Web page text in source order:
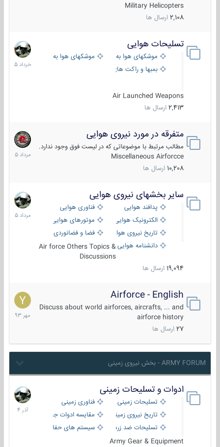
Military Helicopters
2,108 ارسال ها
تسلیحات هوایی
موشکهای هوا به هوا
موشکهای هوا به سطح
بمبها و راکت های هوایی
Air Launched Weapons
2,413 ارسال ها
30
خرداد
1405
متفرقه در مورد نیروی هوایی
مطالب مرتبط با موضوعاتی که در لیست فوق وجود ندارد.
Miscellaneous Airforcce
10,208 ارسال ها
7
مرداد
1405
سایر بخشهای نیروی هوایی
پدافند هوایی
فناوری هوایی
الکترونیک هوایی
موتورهای هوایی
تاریخ نیروی هوایی
فضا و فضانوردی
دانشنامه هواییAir force Others Topics &
Discussions
19,094 ارسال ها
2
مرداد
1405
Airforce - English
Discuss about world airforces, aircrafts, ... and
airforce history
27 ارسال ها
15
مهر
1393
ARMY FORUM - بخش نیروی زمینی
ادوات و تسلیحات زمینی
تسلیحات زمینی
فناوری زمینی
تاریخ نیروی زمینی
مقایسه ادوات جنگی
تسلیحات ضد زره
سیستم های حفاظت فعال
Army Gear & Equipment
21
آذر
1404